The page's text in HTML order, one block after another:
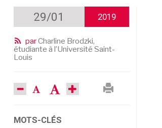
29/01 2019
parCharline Brodzki,
étudiante à l’Université Saint-
Louis
diminuer
texte
augmenterimprimer
la
MOTS-CLÉS